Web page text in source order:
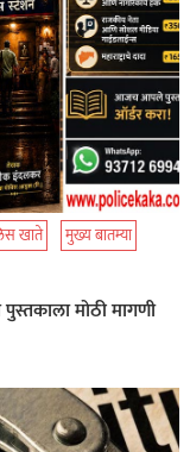
खाते
मुख्य बातम्या
मोठी मागणी